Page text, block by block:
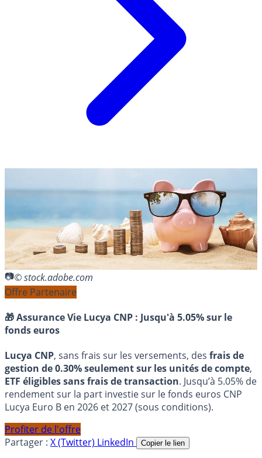
© stock.adobe.com
Offre Partenaire
🎁 Assurance Vie Lucya CNP : Jusqu'à 5.05% sur le
fonds euros
Lucya CNP, sans frais sur les versements, des frais de
gestion de 0.30% seulement sur les unités de compte,
ETF éligibles sans frais de transaction. Jusqu’à 5.05% de
rendement sur la part investie sur le fonds euros CNP
Lucya Euro B en 2026 et 2027 (sous conditions).
Profiter de l'offre
Partager : X (Twitter) LinkedIn Copier le lien